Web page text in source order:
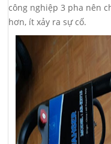
công nghiệp 3 pha nên
hơn, ít xảy ra sự cố.